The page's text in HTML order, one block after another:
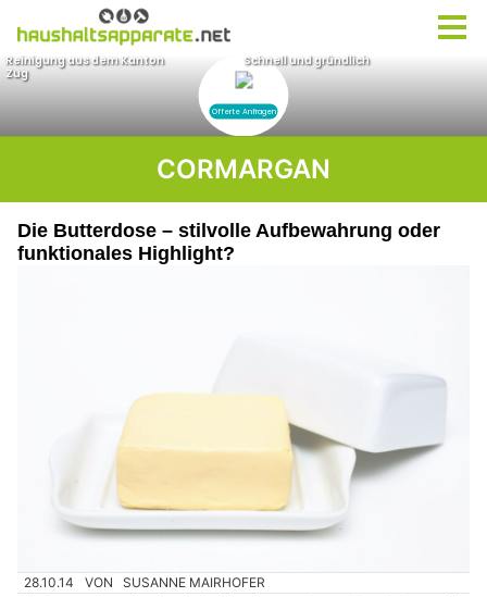
CORMARGAN
Die Butterdose – stilvolle Aufbewahrung oder
funktionales Highlight?
28.10.14 VON SUSANNE MAIRHOFER